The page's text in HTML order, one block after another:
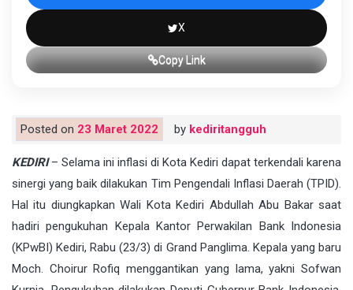
X
Copy Link
Posted on 23 Maret 2022 by kediritangguh
KEDIRI– Selama ini inflasi di Kota Kediri dapat terkendali karena
sinergi yang baik dilakukan Tim Pengendali Inflasi Daerah (TPID).
Hal itu diungkapkan Wali Kota Kediri Abdullah Abu Bakar saat
hadiri pengukuhan Kepala Kantor Perwakilan Bank Indonesia
(KPwBI) Kediri, Rabu (23/3) di Grand Panglima. Kepala yang baru
Moch. Choirur Rofiq menggantikan yang lama, yakni Sofwan